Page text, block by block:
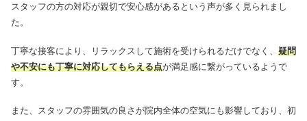
スタッフの方の対応が親切で安心感があるという声が多く見られまし
た。
丁寧な接客により、リラックスして施術を受けられるだけでなく、 疑問
や不安にも丁寧に対応してもらえる点が満足感に繋がっているようで
す。
また、スタッフの雰囲気の良さが院内全体の空気にも影響しており、初